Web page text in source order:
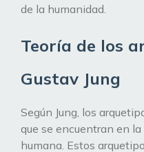
de la humanidad.
Teoría de los
Gustav Jung
Según Jung, los
que se encuentran en
humana. Estos